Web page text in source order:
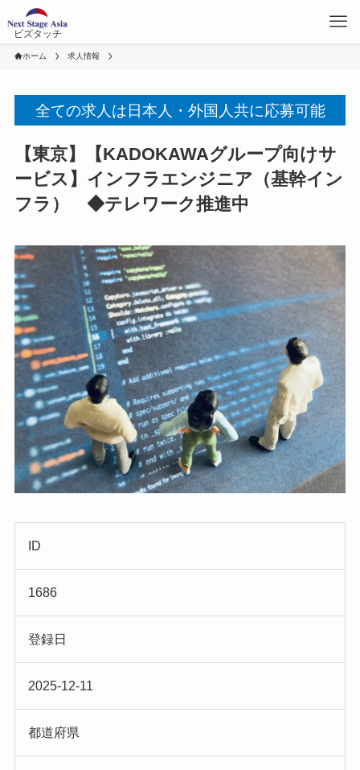
ビズタッチ
ホーム 求人情報
全ての求人は日本人・外国人共に応募可能
【東京】【KADOKAWAグループ向けサ
ービス】インフラエンジニア（基幹イン
フラ） ◆テレワーク推進中
ID
1686
登録日
2025-12-11
都道府県